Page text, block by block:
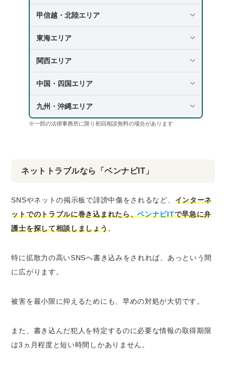
甲信越・北陸エリア
東海エリア
関西エリア
中国・四国エリア
九州・沖縄エリア
※一部の法律事務所に限り初回相談無料の場合があります
ネットトラブルなら「ベンナビIT」
SNSやネットの掲示板で誹謗中傷をされるなど、 インターネ
ットでのトラブルに巻き込まれたら、ベンナビITで早急に弁
護士を探して相談しましょう。
特に拡散力の高いSNSへ書き込みをされれば、あっという間
に広がります。
被害を最小限に抑えるためにも、早めの対処が大切です。
また、書き込んだ犯人を特定するのに必要な情報の取得期限
は3ヵ月程度と短い時間しかありません。